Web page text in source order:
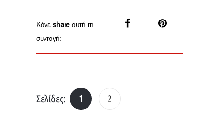
Κάνε share αυτή τη
συνταγή:
Σελίδες: 1 2